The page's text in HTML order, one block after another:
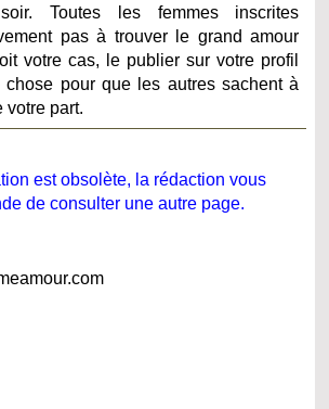
Toutes les femmes inscrites
pas à trouver le grand amour
votre cas, le publier sur votre profil
pour que les autres sachent à
votre part.
est obsolète, la rédaction vous
de consulter une autre page.